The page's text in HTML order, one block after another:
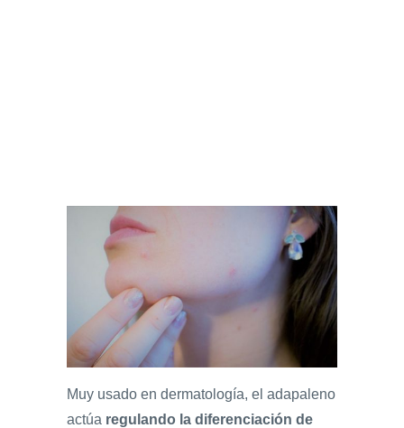
Muy usado en dermatología, el adapaleno
actúa regulando la diferenciación de